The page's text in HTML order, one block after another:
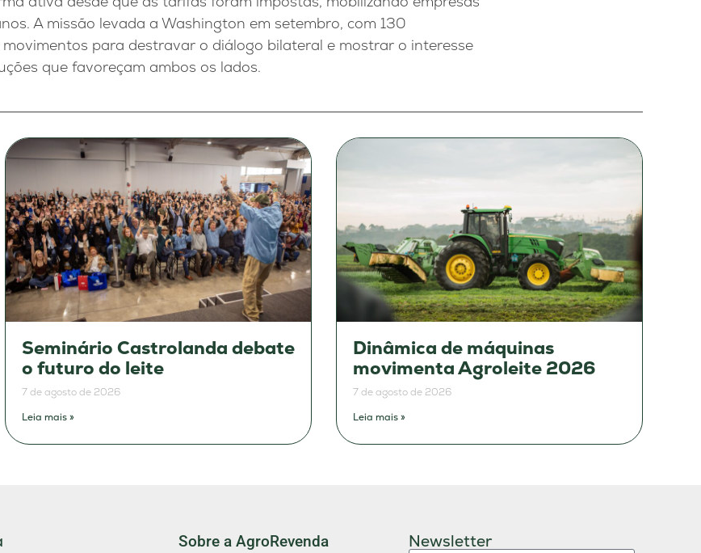
A missão levada a Washington em setembro, com 130
para destravar o diálogo bilateral e mostrar o interesse
que favoreçam ambos os lados.
Seminário Castrolanda debate
o futuro do leite
7 de agosto de 2026
Leia mais »
Dinâmica de máquinas
movimenta Agroleite 2026
7 de agosto de 2026
Leia mais »
Sobre a AgroRevenda Newsletter